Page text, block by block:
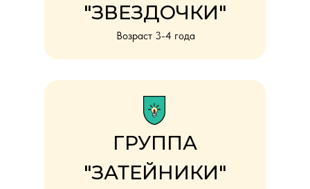
"ЗВЕЗДОЧКИ"
Возраст 3-4 года
ГРУППА
"ЗАТЕЙНИКИ"